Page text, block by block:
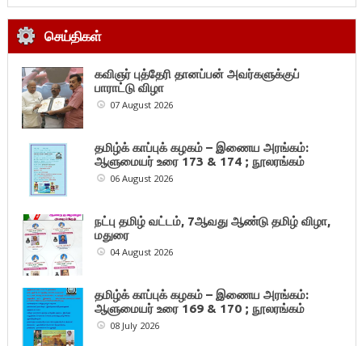
செய்திகள்
கவிஞர் புத்தேரி தானப்பன் அவர்களுக்குப்
பாராட்டு விழா
07 August 2026
தமிழ்க் காப்புக் கழகம் – இணைய அரங்கம்:
ஆளுமையர் உரை 173 & 174 ; நூலரங்கம்
06 August 2026
நட்பு தமிழ் வட்டம், 7ஆவது ஆண்டு தமிழ் விழா,
மதுரை
04 August 2026
தமிழ்க் காப்புக் கழகம் – இணைய அரங்கம்:
ஆளுமையர் உரை 169 & 170 ; நூலரங்கம்
08 July 2026